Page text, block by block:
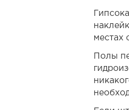
местах
Полы